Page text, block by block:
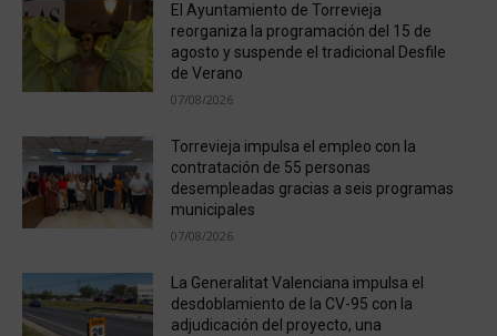
El Ayuntamiento de Torrevieja
reorganiza la programación del 15 de
agosto y suspende el tradicional Desfile
de Verano
07/08/2026
Torrevieja impulsa el empleo con la
contratación de 55 personas
desempleadas gracias a seis programas
municipales
07/08/2026
La Generalitat Valenciana impulsa el
desdoblamiento de la CV-95 con la
adjudicación del proyecto, una